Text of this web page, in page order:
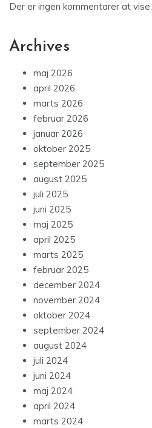
Der er ingen kommentarer at vise.
Archives
maj 2026
april 2026
marts 2026
februar 2026
januar 2026
oktober 2025
september 2025
august 2025
juli 2025
juni 2025
maj 2025
april 2025
marts 2025
februar 2025
december 2024
november 2024
oktober 2024
september 2024
august 2024
juli 2024
juni 2024
maj 2024
april 2024
marts 2024